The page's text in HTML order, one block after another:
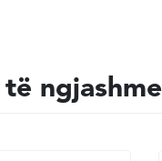
ngjashme